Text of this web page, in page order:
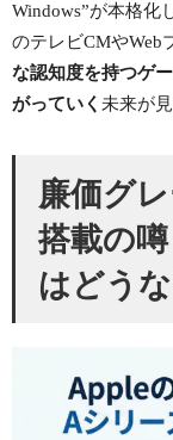
Windows”が本格化
のテレビCMやWeb
な認知度を持つゲ
がっていく 未来が
廉価グ
搭載の
はどう